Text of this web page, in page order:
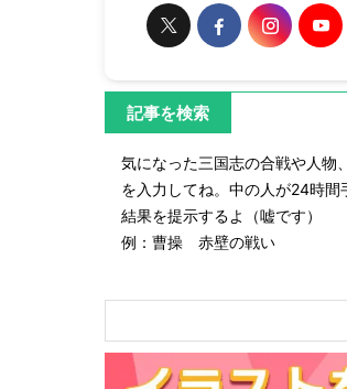
記事を検索
気になった三国志の合戦や人物
を入力してね。中の人が24時間
結果を提示するよ（嘘です）
例：曹操 赤壁の戦い